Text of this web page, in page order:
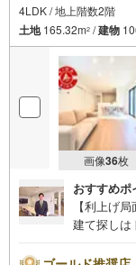
4LDK / 地上階数2階
土地165.32m2 /建物
画像36枚
おすすめポ
【利上げ
建て探しは
画」から「